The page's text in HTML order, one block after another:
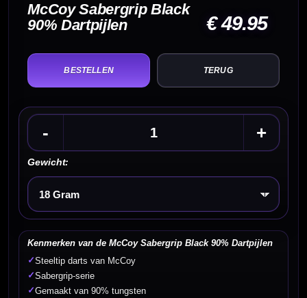
McCoy Sabergrip Black
90% Dartpijlen
€ 49.95
TERUG
- +
Gewicht:
Kies een optie
Kenmerken van de McCoy Sabergrip Black 90% Dartpijlen
✓Steeltip darts van McCoy
✓Sabergrip-serie
✓Gemaakt van 90% tungsten